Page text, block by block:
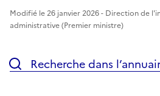
Modifié le 26 janvier 2026 - Direction de
administrative (Premier ministre)
Recherche dans